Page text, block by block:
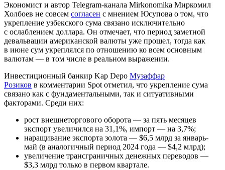
Экономист и автор Telegram-канала Mirkonomika Миркомил
Холбоев не совсем согласен с мнением Юсупова о том, что
укрепление узбекского сума связано исключительно
с ослаблением доллара. Он отмечает, что период заметной
девальвации американской валюты уже прошел, тогда как
в июне сум укреплялся по отношению ко всем основным
валютам — в том числе в реальном выражении.
Инвестиционный банкир Kap Depo Музаффар
Розиков в комментарии Spot отметил, что укрепление сума
связано как с фундаментальными, так и ситуативными
факторами. Среди них:
рост внешнеторгового оборота — за пять месяцев
экспорт увеличился на 31,1%, импорт — на 3,7%;
наращивание экспорта золота — $6,5 млрд за январь-
май (в аналогичный период 2024 года — $4,2 млрд);
увеличение трансграничных денежных переводов —
$3,3 млрд только в первом квартале.